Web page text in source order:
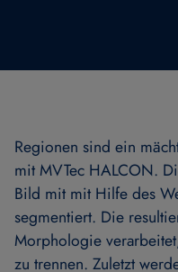
Regionen sind ein
mit MVTec HALCON.
Bild mit mit Hilfe des
segmentiert. Die
Morphologie
zu trennen. Zuletzt